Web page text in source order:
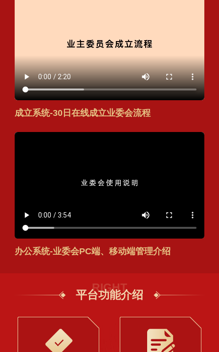
成立系统-30日在线成立业委会流程
办公系统-业委会PC端、移动端管理介绍
RIGHT
平台功能介绍